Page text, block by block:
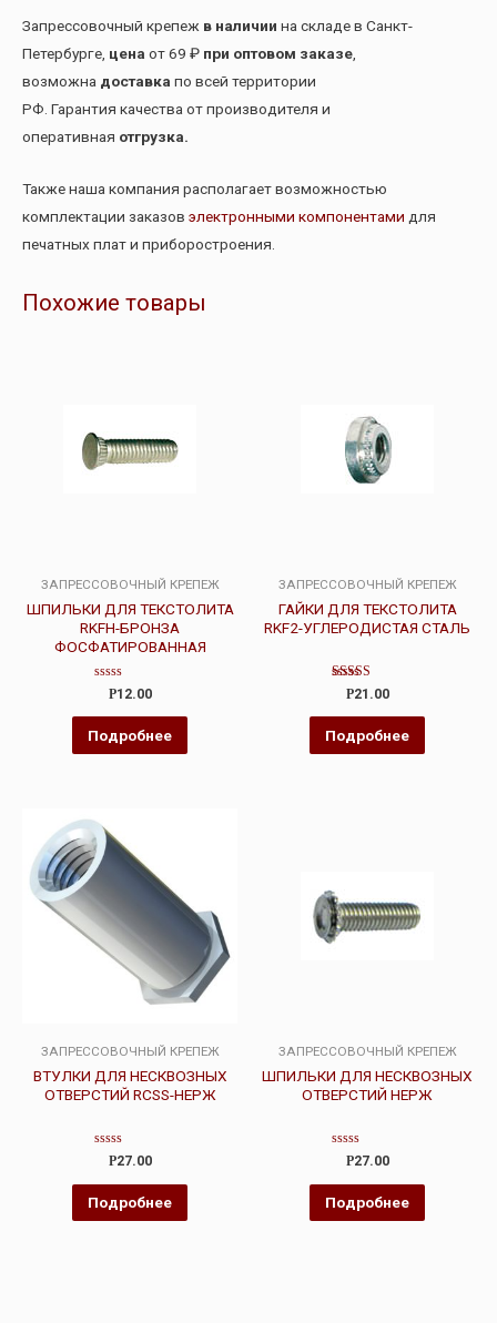
Запрессовочный крепеж в наличии на складе в Санкт-
Петербурге, цена от 69 ₽ при оптовом заказе
возможна доставка по всей территории
РФ. Гарантия качества от производителя и
оперативная отгрузка.
Также наша компания располагает возможностью
комплектации заказов электронными компонентами для
печатных плат и приборостроения.
Похожие товары
ЗАПРЕССОВОЧНЫЙ КРЕПЕЖ
ШПИЛЬКИ ДЛЯ ТЕКСТОЛИТА
RKFH-БРОНЗА
ФОСФАТИРОВАННАЯ
Оценка
из
Р12.00
Подробнее
ЗАПРЕССОВОЧНЫЙ КРЕПЕЖ
ГАЙКИ ДЛЯ ТЕКСТОЛИТА
RKF2-УГЛЕРОДИСТАЯ СТАЛЬ
Оценка
4.00
из 5
Р21.00
Подробнее
ЗАПРЕССОВОЧНЫЙ КРЕПЕЖ
ВТУЛКИ ДЛЯ НЕСКВОЗНЫХ
ОТВЕРСТИЙ RCSS-НЕРЖ
Оценка
из
Р27.00
Подробнее
ЗАПРЕССОВОЧНЫЙ КРЕПЕЖ
ШПИЛЬКИ ДЛЯ НЕСКВОЗНЫХ
ОТВЕРСТИЙ НЕРЖ
Оценка
из
Р27.00
Подробнее